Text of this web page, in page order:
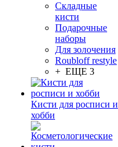
Складные
кисти
Подарочные
наборы
Для золочения
Roubloff restyle
+ ЕЩЕ 3
Кисти для росписи и
хобби